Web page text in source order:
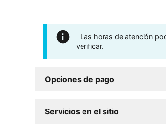
Las horas de atención
verificar.
Opciones de pago
Servicios en el sitio